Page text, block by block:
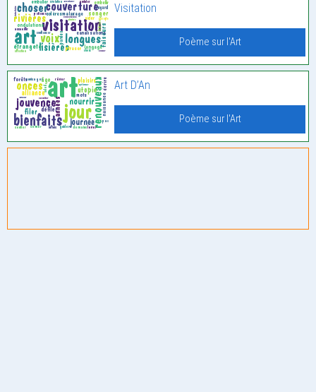
Visitation
Poème sur l'Art
Art D’An
Poème sur l'Art